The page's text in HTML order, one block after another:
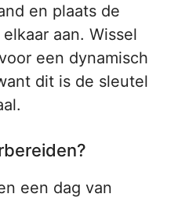
en plaats de
aan. Wissel
een dynamisch
dit is de sleutel
een dag van